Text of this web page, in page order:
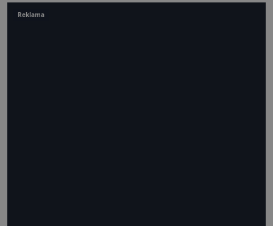
Reklama